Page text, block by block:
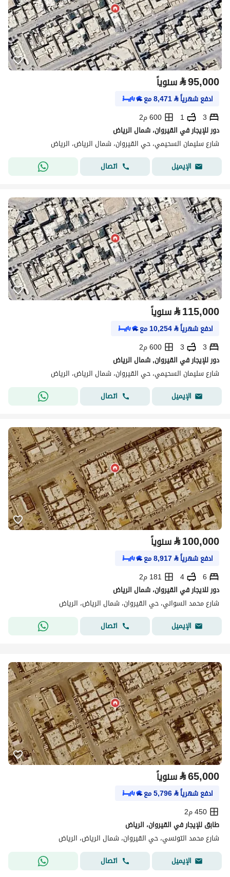
⃁95,000 سنوياً
ادفع شهرياً⃁
8,471مع
3
1
600 م2
دور للإيجار في القيروان، شمال الرياض
شارع سليمان السحيمي، حي القيروان، شمال الرياض، الرياض
الإيميل
اتصال
⃁115,000 سنوياً
ادفع شهرياً⃁
10,254مع
3
3
600 م2
دور للإيجار في القيروان, شمال الرياض
شارع سليمان السحيمي، حي القيروان، شمال الرياض، الرياض
الإيميل
اتصال
⃁100,000 سنوياً
ادفع شهرياً⃁
8,917مع
6
4
181 م2
دور للايجار في القيروان، شمال الرياض
شارع محمد السواني، حي القيروان، شمال الرياض، الرياض
الإيميل
اتصال
⃁65,000 سنوياً
ادفع شهرياً⃁
5,796مع
450 م2
طابق للإيجار في القيروان، الرياض
شارع محمد التونسي، حي القيروان، شمال الرياض، الرياض
الإيميل
اتصال